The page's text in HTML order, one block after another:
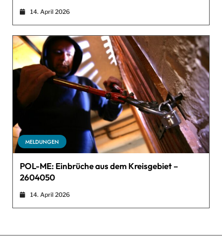
14. April 2026
MELDUNGEN
POL-ME: Einbrüche aus dem Kreisgebiet –
2604050
14. April 2026